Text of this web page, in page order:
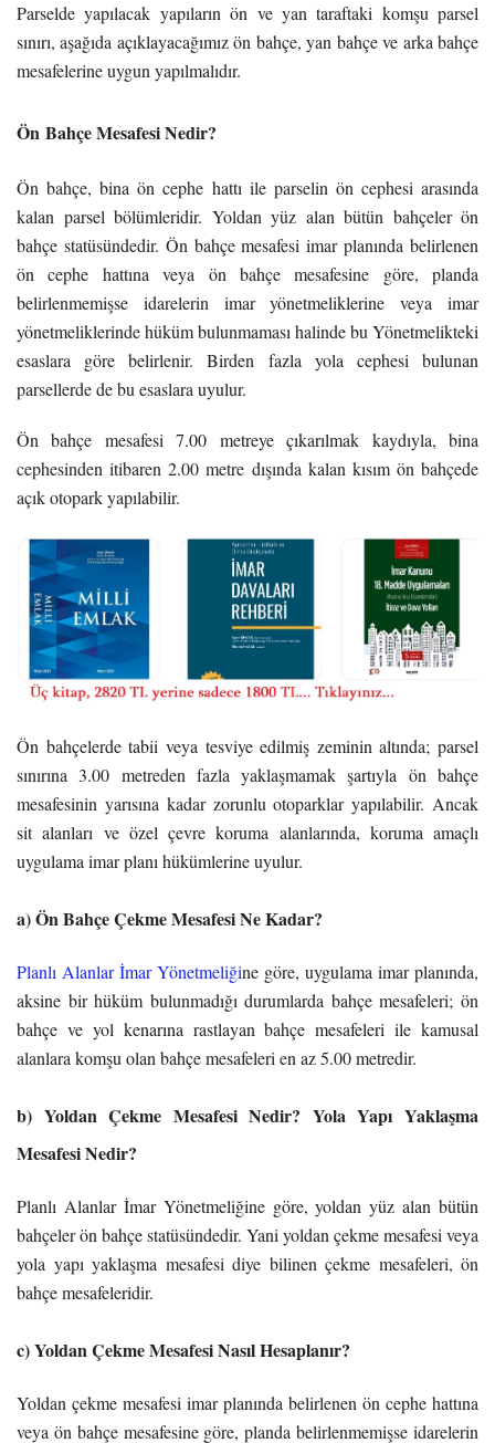
Parselde yapılacak yapıların ön ve yan taraftaki komşu parsel
sınırı, aşağıda açıklayacağımız ön bahçe, yan bahçe ve arka bahçe
mesafelerine uygun yapılmalıdır.
Ön Bahçe Mesafesi Nedir?
Ön bahçe, bina ön cephe hattı ile parselin ön cephesi arasında
kalan parsel bölümleridir. Yoldan yüz alan bütün bahçeler ön
bahçe statüsündedir. Ön bahçe mesafesi imar planında belirlenen
ön cephe hattına veya ön bahçe mesafesine göre, planda
belirlenmemişse idarelerin imar yönetmeliklerine veya imar
yönetmeliklerinde hüküm bulunmaması halinde bu Yönetmelikteki
esaslara göre belirlenir. Birden fazla yola cephesi bulunan
parsellerde de bu esaslara uyulur.
Ön bahçe mesafesi 7.00 metreye çıkarılmak kaydıyla, bina
cephesinden itibaren 2.00 metre dışında kalan kısım ön bahçede
açık otopark yapılabilir.
Ön bahçelerde tabii veya tesviye edilmiş zeminin altında; parsel
sınırına 3.00 metreden fazla yaklaşmamak şartıyla ön bahçe
mesafesinin yarısına kadar zorunlu otoparklar yapılabilir. Ancak
sit alanları ve özel çevre koruma alanlarında, koruma amaçlı
uygulama imar planı hükümlerine uyulur.
a) Ön Bahçe Çekme Mesafesi Ne Kadar?
Planlı Alanlar İmar Yönetmeliğine göre, uygulama imar planında,
aksine bir hüküm bulunmadığı durumlarda bahçe mesafeleri; ön
bahçe ve yol kenarına rastlayan bahçe mesafeleri ile kamusal
alanlara komşu olan bahçe mesafeleri en az 5.00 metredir.
b) Yoldan Çekme Mesafesi Nedir? Yola Yapı Yaklaşma
Mesafesi Nedir?
Planlı Alanlar İmar Yönetmeliğine göre, yoldan yüz alan bütün
bahçeler ön bahçe statüsündedir. Yani yoldan çekme mesafesi veya
yola yapı yaklaşma mesafesi diye bilinen çekme mesafeleri, ön
bahçe mesafeleridir.
c) Yoldan Çekme Mesafesi Nasıl Hesaplanır?
Yoldan çekme mesafesi imar planında belirlenen ön cephe hattına
veya ön bahçe mesafesine göre, planda belirlenmemişse idarelerin